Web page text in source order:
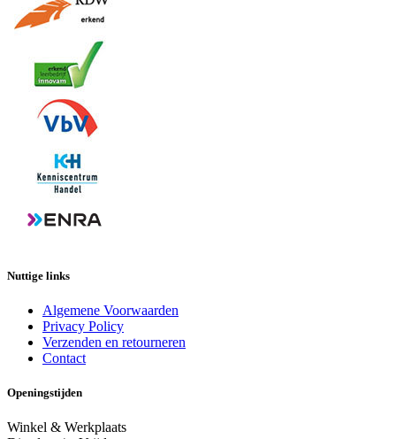
Nuttige links
Algemene Voorwaarden
Privacy Policy
Verzenden en retourneren
Contact
Openingstijden
Winkel & Werkplaats